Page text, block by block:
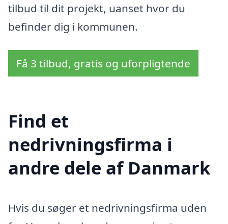
tilbud til dit projekt, uanset hvor du
befinder dig i kommunen.
Få 3 tilbud, gratis og uforpligtende
Find et
nedrivningsfirma i
andre dele af Danmark
Hvis du søger et nedrivningsfirma uden